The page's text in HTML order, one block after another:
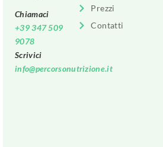
Chiamaci
+39 347 509
9078
Scrivici
info@percorsonutrizione.it
Prezzi
Contatti